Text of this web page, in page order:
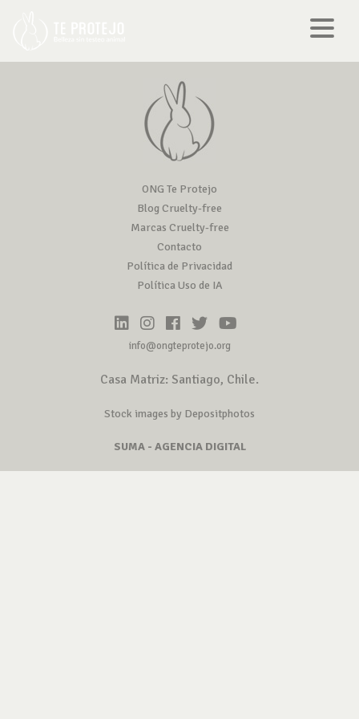
ONG Te Protejo
Blog Cruelty-free
Marcas Cruelty-free
Contacto
Política de Privacidad
Política Uso de IA
info@ongteprotejo.org
Casa Matriz: Santiago, Chile.
Stock images by Depositphotos
SUMA - AGENCIA DIGITAL